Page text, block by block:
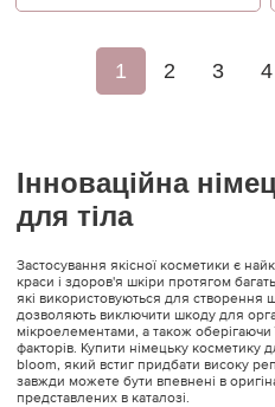
1 2 3 4
Інноваційна
для тіла
Застосування якісної косметики є
краси і здоров'я шкіри протягом
які використовуються для створення
дозволяють виключити шкоду для
мікроелементами, а також оберігаючи
факторів. Купити німецьку косметику
bloom, який встиг придбати високу
завжди можете бути впевнені в
представлених в каталозі.